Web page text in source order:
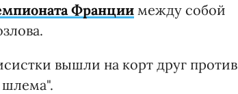
Франции между собой
вышли на корт друг против
шлема".